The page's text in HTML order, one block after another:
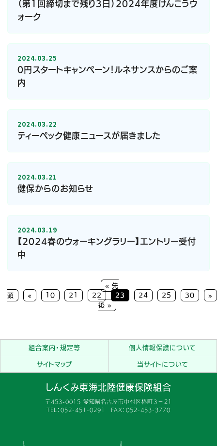
（第1回締切まで残り3日）2024年度けんこうウ
ォーク
2024.03.25
0円スタートキャンペーン！ルネサンスからのご案
内
2024.03.22
ティーペック健康ニュースが届きました
2024.03.21
健保からのお知らせ
2024.03.19
【2024春のウォーキングラリー】エントリー受付
中
« 先
頭
« 10 21 22 23 24 25 30
»
後 »
組合案内・規定等 個人情報保護について
サイトマップ 当サイトについて
しんくみ東海北陸健康保険組合
〒453-0015 愛知県名古屋市中村区椿町３−２１
TEL：052-451-0291 FAX：052-453-3770